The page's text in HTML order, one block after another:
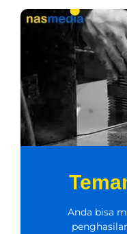
Anda bisa